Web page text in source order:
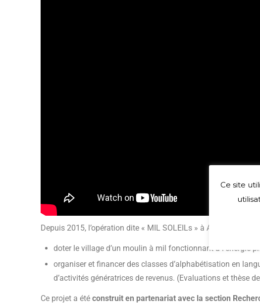
Depuis 2015, l’opération dite « MIL SOLEILs » à Aga Biram, a
doter le village d’un moulin à mil fonctionnant à l’énergie
organiser et financer des classes d’alphabétisation en
d’activités génératrices de revenus. (Evaluations et thèse
Ce projet a été construit en partenariat avec la section
Ce site